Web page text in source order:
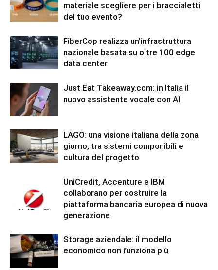
materiale scegliere per i braccialetti
del tuo evento?
FiberCop realizza un’infrastruttura
nazionale basata su oltre 100 edge
data center
Just Eat Takeaway.com: in Italia il
nuovo assistente vocale con AI
LAGO: una visione italiana della zona
giorno, tra sistemi componibili e
cultura del progetto
UniCredit, Accenture e IBM
collaborano per costruire la
piattaforma bancaria europea di nuova
generazione
Storage aziendale: il modello
economico non funziona più